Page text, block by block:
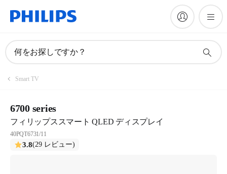
何をお探しですか？
Smart TV
6700 series
フィリップススマート QLED ディスプレイ
40PQT6731/11
3.8(29 レビュー)